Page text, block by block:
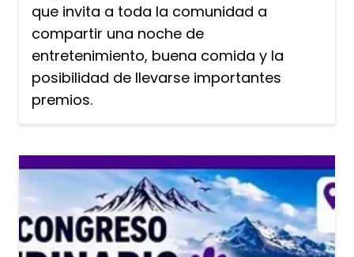
que invita a toda la comunidad a
compartir una noche de
entretenimiento, buena comida y la
posibilidad de llevarse importantes
premios.